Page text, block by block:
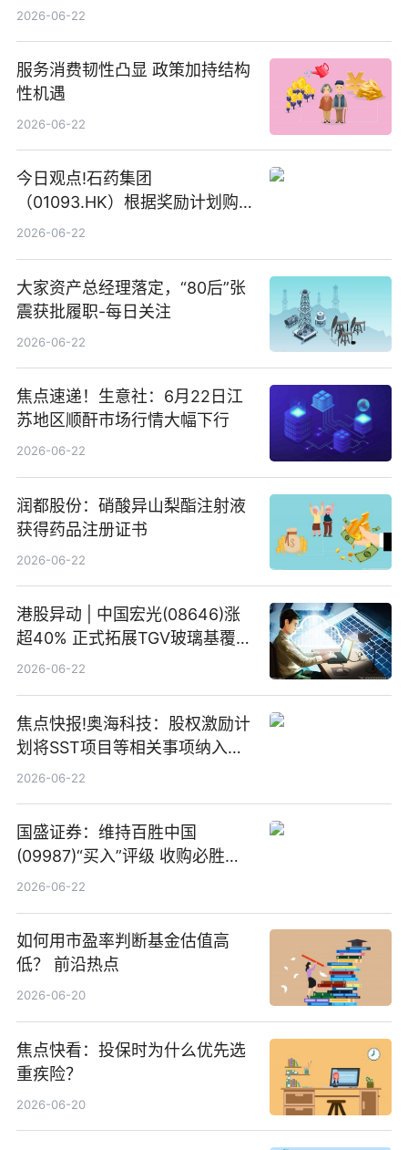
2026-06-22
服务消费韧性凸显 政策加持结构
性机遇
2026-06-22
今日观点!石药集团
（01093.HK）根据奖励计划购
回580万股
2026-06-22
大家资产总经理落定，“80后”张
震获批履职-每日关注
2026-06-22
焦点速递！生意社：6月22日江
苏地区顺酐市场行情大幅下行
2026-06-22
润都股份：硝酸异山梨酯注射液
获得药品注册证书
2026-06-22
港股异动 | 中国宏光(08646)涨
超40% 正式拓展TGV玻璃基覆铜
板新材料业务
2026-06-22
焦点快报!奥海科技：股权激励计
划将SST项目等相关事项纳入专
项业务发展考核指标
2026-06-22
国盛证券：维持百胜中国
(09987)“买入”评级 收购必胜客
中国增厚利润加速成长 信息
2026-06-22
如何用市盈率判断基金估值高
低？ 前沿热点
2026-06-20
焦点快看：投保时为什么优先选
重疾险？
2026-06-20